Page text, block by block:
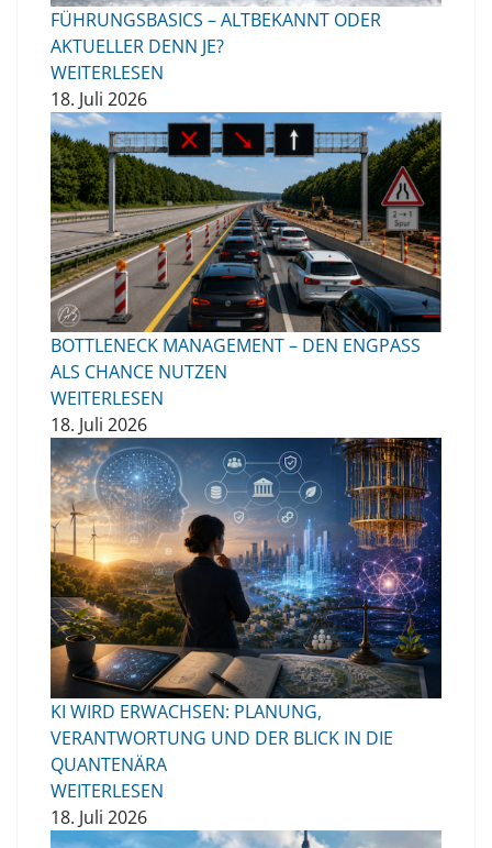
FÜHRUNGSBASICS – ALTBEKANNT ODER
AKTUELLER DENN JE?
WEITERLESEN
18. Juli 2026
BOTTLENECK MANAGEMENT – DEN ENGPASS
ALS CHANCE NUTZEN
WEITERLESEN
18. Juli 2026
KI WIRD ERWACHSEN: PLANUNG,
VERANTWORTUNG UND DER BLICK IN DIE
QUANTENÄRA
WEITERLESEN
18. Juli 2026